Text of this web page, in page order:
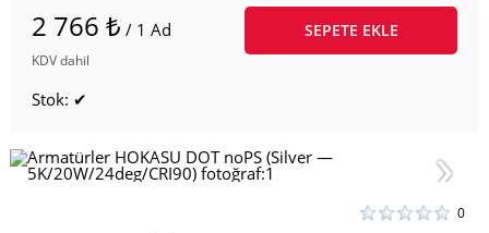
2 766 ₺ / 1 Ad
KDV dahil
SEPETE EKLE
Stok: ✔
0